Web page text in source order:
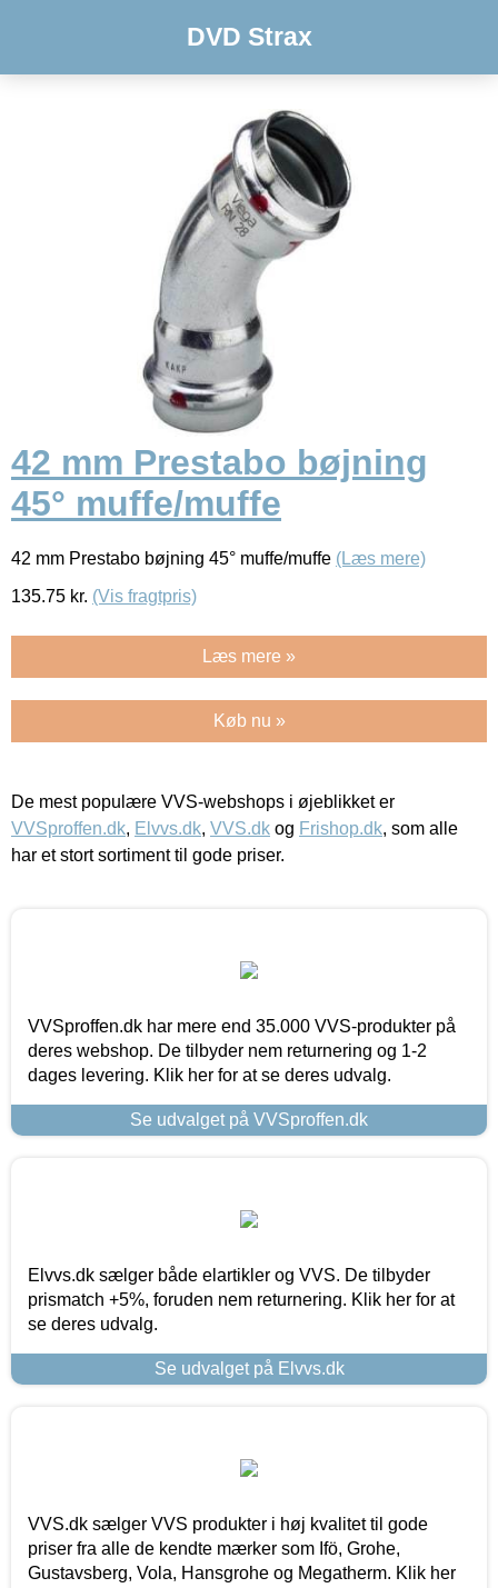
DVD Strax
42 mm Prestabo bøjning
45° muffe/muffe
42 mm Prestabo bøjning 45° muffe/muffe (Læs mere)
135.75 kr. (Vis fragtpris)
Læs mere »
Køb nu »
De mest populære VVS-webshops i øjeblikket er
VVSproffen.dk, Elvvs.dk, VVS.dk og Frishop.dk, som alle
har et stort sortiment til gode priser.
VVSproffen.dk har mere end 35.000 VVS-produkter på
deres webshop. De tilbyder nem returnering og 1-2
dages levering. Klik her for at se deres udvalg.
Se udvalget på VVSproffen.dk
Elvvs.dk sælger både elartikler og VVS. De tilbyder
prismatch +5%, foruden nem returnering. Klik her for at
se deres udvalg.
Se udvalget på Elvvs.dk
VVS.dk sælger VVS produkter i høj kvalitet til gode
priser fra alle de kendte mærker som Ifö, Grohe,
Gustavsberg, Vola, Hansgrohe og Megatherm. Klik her